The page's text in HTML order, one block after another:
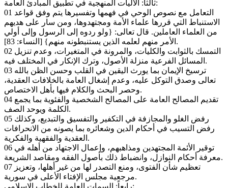
ثالثاً: الآليات المنهجية في تطبيق المبادئ العامة:
01 التعامل مع نصوص الوحي في فهمها وتفسيرها يتم وفق قواعد
الاستنباط التي قررها علماء الأمة ومجتهدوها، ومن سار على هديهم
من العلماء العاملين. قال تعالى: {ولو ردوه إلى الرسول وإلى أولي
الأمر منهم لعلمه الذين يستنبطونه منهم} [النساء: 83].
02 التمسك بالثوابت والكليات، والمرونة في المتغيرات، وعدم تنزيل
المسائل الفرعية منزلة الأصول، وترك الإنكار في المختلف فيه.
03 ترسيخ الإيمان بما يورث اليقين في القلب وحسن الظن بالله
تعالى وصدق التوكل عليه، وعدم إشغال العامة بالخلافات العقدية،
وحصر البحث والكلام فيها بأهل الاختصاص.
04 تقديم المصالح العامة على المصالح الشخصية والفئوية بما يجمع
الكلمة ويوحد الصف.
05 رفض الغلو والمجازفة في التكفير والتفسيق والتبديع، وكذلك
رفض التسيب في أحكام الدين وشعائره بما يصونه من الانحرافات
العقدية والفقهية والفكرية.
06 توقير الأئمة المجتهدين ومذاهبهم، وإعمال الاجتهاد من أهله في
معرفة أحكام النوازل، وانضباط ذلك بأصول الفقه ومقاصد الشريعة.
07 تعظيم شأن الفتوى، ومنع التصدر لها من غير أهلها، وتعزيز
مرجعية مجلس الإفتاء الأعلى في سورية.
رابعاً: السمات العامة للخطاب الإسلامي: